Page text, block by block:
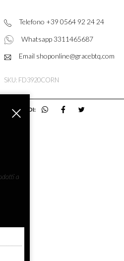
Telefono +39 0564 92 24 24
Whatsapp 3311465687
Email shoponline@gracebtq.com
SKU: FD3920CORN
CONDIVIDI:
a